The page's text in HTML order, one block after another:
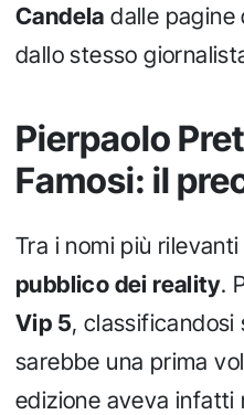
Candela dalle pagine
dallo stesso
Pierpaolo
Famosi: il
Tra i nomi più
pubblico dei reality.
Vip 5, classificandosi
sarebbe una prima
edizione aveva infatti